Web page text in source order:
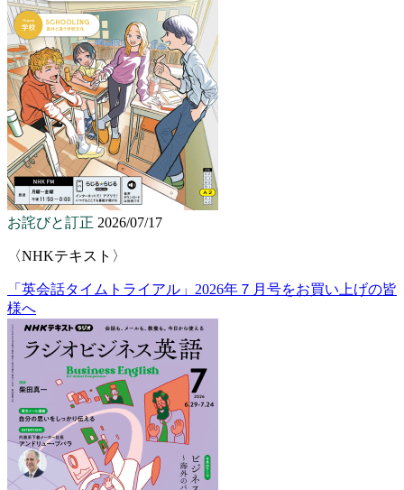
お詫びと訂正 2026/07/17
〈NHKテキスト〉
「英会話タイムトライアル」2026年７月号をお買い上げの皆
様へ